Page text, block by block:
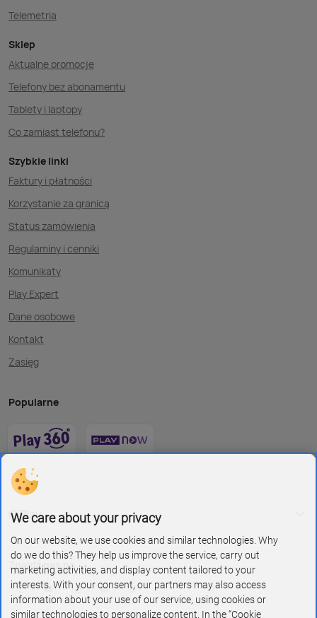
Telemetria
Sklep
Aktualne promocje
Telefony bez abonamentu
Tablety i laptopy
Co zamiast telefonu?
Szybkie linki
Faktury i płatności
Korzystanie za granicą
Status zamówienia
Regulaminy i cenniki
Komunikaty
Play Expert
Dane osobowe
Kontakt
Zasięg
Popularne
O Play
Znajdź nas na
We care about your privacy
On our website, we use cookies and similar technologies. Why
do we do this? They help us improve the service, carry out
marketing activities, and display content tailored to your
interests. With your consent, our partners may also access
information about your use of our service, using cookies or
similar technologies to personalize content. In the “Cookie